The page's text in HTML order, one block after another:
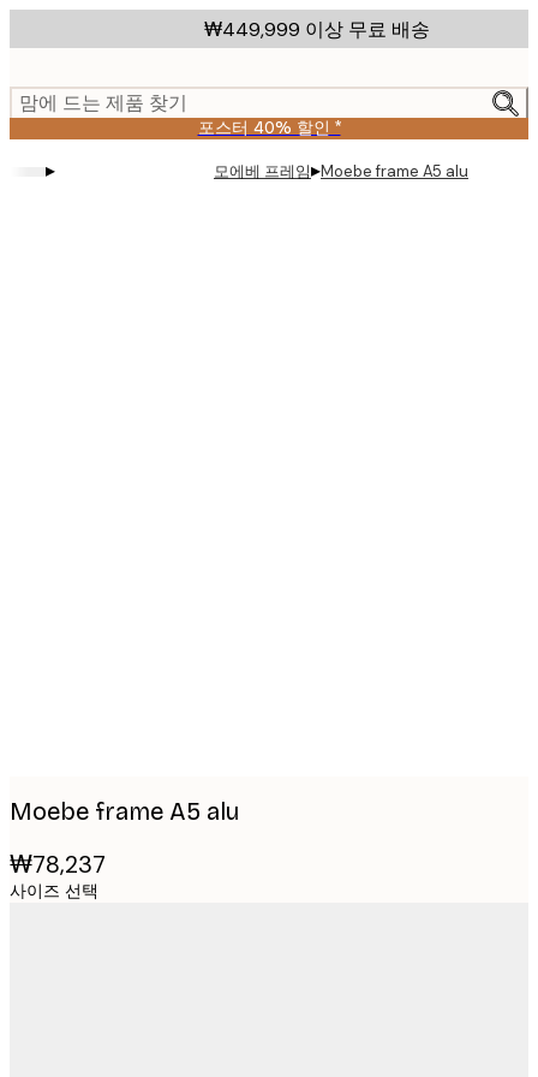
to
content.
₩449,999 이상 무료 배송
맘에 드는 제품 찾기
포스터 40% 할인 *
▸ 모에베 프레임▸Moebe frame A5 alu
Moebe frame A5 alu
₩78,237
사이즈 선택